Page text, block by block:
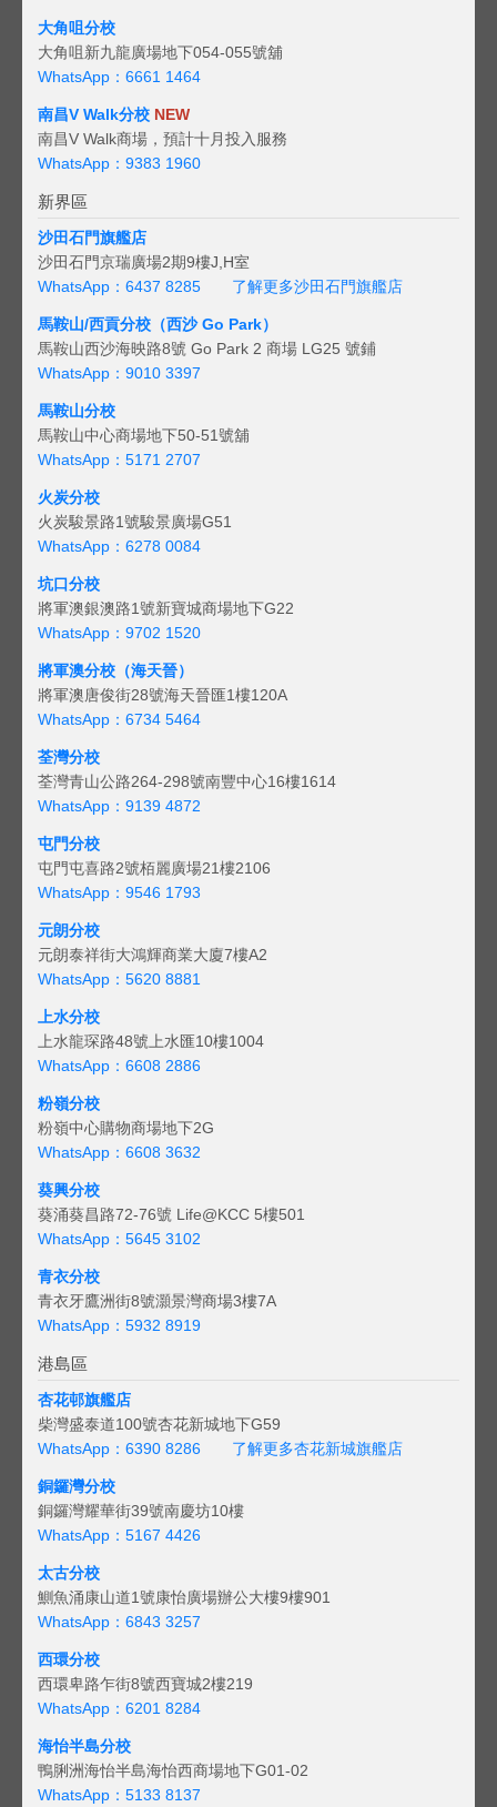
大角咀分校
大角咀新九龍廣場地下054-055號舖
WhatsApp：6661 1464
南昌V Walk分校 NEW
南昌V Walk商場，預計十月投入服務
WhatsApp：9383 1960
新界區
沙田石門旗艦店
沙田石門京瑞廣場2期9樓J,H室
WhatsApp：6437 8285
了解更多沙田石門旗艦店
馬鞍山/西貢分校（西沙 Go Park）
馬鞍山西沙海映路8號 Go Park 2 商場 LG25 號鋪
WhatsApp：9010 3397
馬鞍山分校
馬鞍山中心商場地下50-51號舖
WhatsApp：5171 2707
火炭分校
火炭駿景路1號駿景廣場G51
WhatsApp：6278 0084
坑口分校
將軍澳銀澳路1號新寶城商場地下G22
WhatsApp：9702 1520
將軍澳分校（海天晉）
將軍澳唐俊街28號海天晉匯1樓120A
WhatsApp：6734 5464
荃灣分校
荃灣青山公路264-298號南豐中心16樓1614
WhatsApp：9139 4872
屯門分校
屯門屯喜路2號栢麗廣場21樓2106
WhatsApp：9546 1793
元朗分校
元朗泰祥街大鴻輝商業大廈7樓A2
WhatsApp：5620 8881
上水分校
上水龍琛路48號上水匯10樓1004
WhatsApp：6608 2886
粉嶺分校
粉嶺中心購物商場地下2G
WhatsApp：6608 3632
葵興分校
葵涌葵昌路72-76號 Life@KCC 5樓501
WhatsApp：5645 3102
青衣分校
青衣牙鷹洲街8號灝景灣商場3樓7A
WhatsApp：5932 8919
港島區
杏花邨旗艦店
柴灣盛泰道100號杏花新城地下G59
WhatsApp：6390 8286
了解更多杏花新城旗艦店
銅鑼灣分校
銅鑼灣耀華街39號南慶坊10樓
WhatsApp：5167 4426
太古分校
鰂魚涌康山道1號康怡廣場辦公大樓9樓901
WhatsApp：6843 3257
西環分校
西環卑路乍街8號西寶城2樓219
WhatsApp：6201 8284
海怡半島分校
鴨脷洲海怡半島海怡西商場地下G01-02
WhatsApp：5133 8137